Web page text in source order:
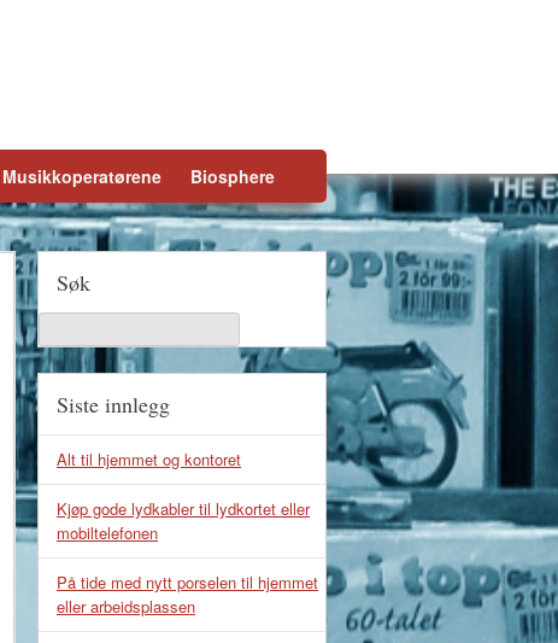
Musikkoperatørene Biosphere
Søk
Siste innlegg
Alt til hjemmet og kontoret
Kjøp gode lydkabler til lydkortet eller
mobiltelefonen
På tide med nytt porselen til hjemmet
eller arbeidsplassen